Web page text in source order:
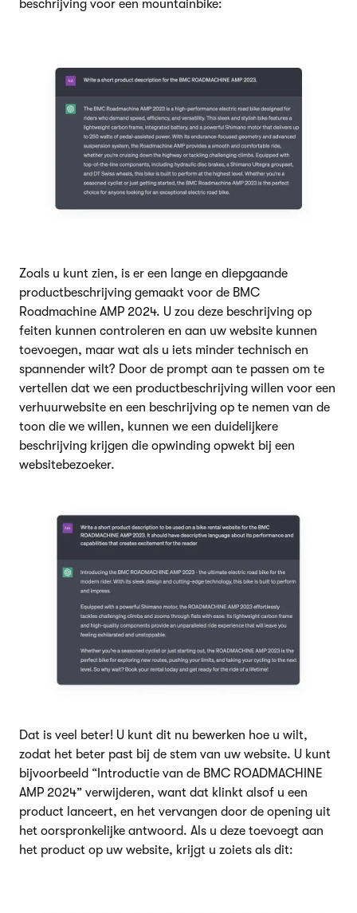
beschrijving voor een mountainbike:
Zoals u kunt zien, is er een lange en diepgaande
productbeschrijving gemaakt voor de BMC
Roadmachine AMP 2024. U zou deze beschrijving op
feiten kunnen controleren en aan uw website kunnen
toevoegen, maar wat als u iets minder technisch en
spannender wilt? Door de prompt aan te passen om te
vertellen dat we een productbeschrijving willen voor een
verhuurwebsite en een beschrijving op te nemen van de
toon die we willen, kunnen we een duidelijkere
beschrijving krijgen die opwinding opwekt bij een
websitebezoeker.
Dat is veel beter! U kunt dit nu bewerken hoe u wilt,
zodat het beter past bij de stem van uw website. U kunt
bijvoorbeeld “Introductie van de BMC ROADMACHINE
AMP 2024” verwijderen, want dat klinkt alsof u een
product lanceert, en het vervangen door de opening uit
het oorspronkelijke antwoord. Als u deze toevoegt aan
het product op uw website, krijgt u zoiets als dit: